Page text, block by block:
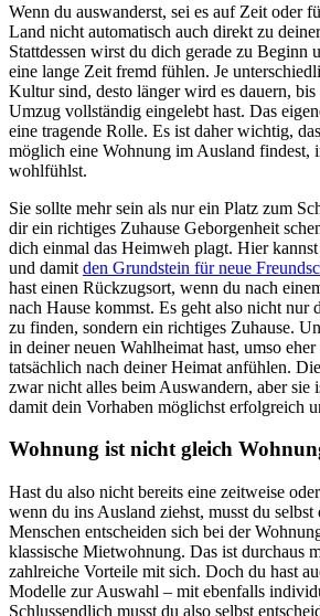
Wenn du auswanderst, sei es auf Zeit oder
Land nicht automatisch auch direkt zu
Stattdessen wirst du dich gerade zu Beginn
eine lange Zeit fremd fühlen. Je
Kultur sind, desto länger wird es dauern,
Umzug vollständig eingelebt hast. Das
eine tragende Rolle. Es ist daher wichtig,
möglich eine Wohnung im Ausland findest,
wohlfühlst.
Sie sollte mehr sein als nur ein Platz zum
dir ein richtiges Zuhause Geborgenheit
dich einmal das Heimweh plagt. Hier
und damit den Grundstein für neue
hast einen Rückzugsort, wenn du nach
nach Hause kommst. Es geht also nicht nur
zu finden, sondern ein richtiges Zuhause.
in deiner neuen Wahlheimat hast, umso
tatsächlich nach deiner Heimat anfühlen.
zwar nicht alles beim Auswandern, aber sie
damit dein Vorhaben möglichst erfolgreich
Wohnung ist nicht gleich
Hast du also nicht bereits eine zeitweise
wenn du ins Ausland ziehst, musst du selbst
Menschen entscheiden sich bei der
klassische Mietwohnung. Das ist durchaus
zahlreiche Vorteile mit sich. Doch du hast
Modelle zur Auswahl – mit ebenfalls
Schlussendlich musst du also selbst